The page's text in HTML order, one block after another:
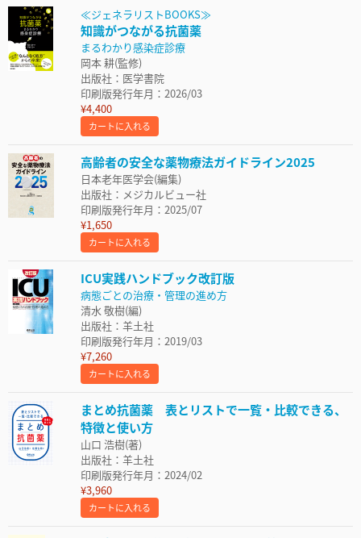
≪ジェネラリストBOOKS≫
知識がつながる抗菌薬
まるわかり感染症診療
岡本 耕(監修)
出版社：医学書院
印刷版発行年月：2026/03
¥4,400
カートに入れる
高齢者の安全な薬物療法ガイドライン2025
日本老年医学会(編集)
出版社：メジカルビュー社
印刷版発行年月：2025/07
¥1,650
カートに入れる
ICU実践ハンドブック改訂版
病態ごとの治療・管理の進め方
清水 敬樹(編)
出版社：羊土社
印刷版発行年月：2019/03
¥7,260
カートに入れる
まとめ抗菌薬 表とリストで一覧・比較できる、
特徴と使い方
山口 浩樹(著)
出版社：羊土社
印刷版発行年月：2024/02
¥3,960
カートに入れる